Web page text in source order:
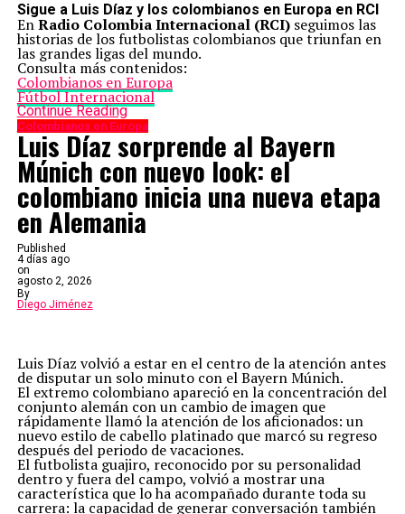
Sigue a Luis Díaz y los colombianos en Europa en RCI
EnRadio Colombia Internacional (RCI)seguimos las
historias de los futbolistas colombianos que triunfan en
las grandes ligas del mundo.
Consulta más contenidos:
Colombianos en Europa
Fútbol Internacional
Continue Reading
Colombianos en Europa
Luis Díaz sorprende al Bayern
Múnich con nuevo look: el
colombiano inicia una nueva etapa
en Alemania
Published
4 días ago
on
agosto 2, 2026
By
Diego Jiménez
Luis Díaz volvió a estar en el centro de la atención antes
de disputar un solo minuto con el Bayern Múnich.
El extremo colombiano apareció en la concentración del
conjunto alemán con un cambio de imagen que
rápidamente llamó la atención de los aficionados: un
nuevo estilo de cabello platinado que marcó su regreso
después del periodo de vacaciones.
El futbolista guajiro, reconocido por su personalidad
dentro y fuera del campo, volvió a mostrar una
característica que lo ha acompañado durante toda su
carrera: la capacidad de generar conversación también